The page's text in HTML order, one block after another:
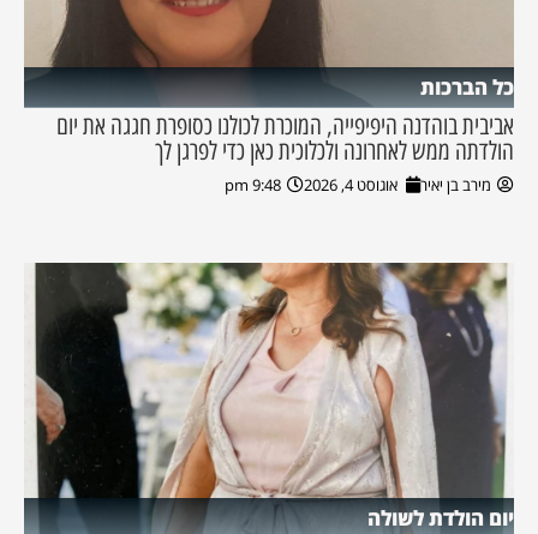
כל הברכות
אביבית בוהדנה היפיפייה, המוכרת לכולנו כסופרת חגגה את יום
הולדתה ממש לאחרונה ולכלוכית כאן כדי לפרגן לך
מירב בן יאיר אוגוסט 4, 2026 9:48 pm
יום הולדת לשולה